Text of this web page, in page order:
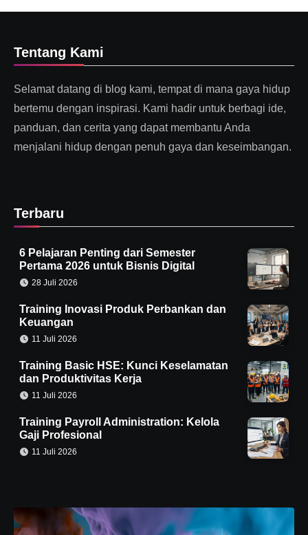
Tentang Kami
Selamat datang di blog kami, tempat di mana gaya hidup
bertemu dengan inspirasi. Kami hadir untuk berbagi ide,
panduan, dan cerita yang dapat membantu Anda
menjalani hidup dengan penuh gaya dan keseimbangan.
Terbaru
6 Pelajaran Penting dari Semester
Pertama 2026 untuk Bisnis Digital
28 Juli 2026
Training Inovasi Produk Perbankan dan
Keuangan
11 Juli 2026
Training Basic HSE: Kunci Keselamatan
dan Produktivitas Kerja
11 Juli 2026
Training Payroll Administration: Kelola
Gaji Profesional
11 Juli 2026